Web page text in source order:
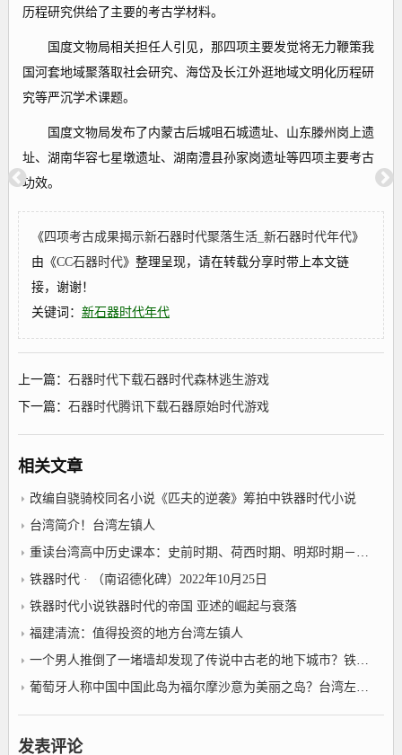
历程研究供给了主要的考古学材料。
国度文物局相关担任人引见，那四项主要发觉将无力鞭策我
国河套地域聚落取社会研究、海岱及长江外逛地域文明化历程研
究等严沉学术课题。
国度文物局发布了内蒙古后城咀石城遗址、山东滕州岗上遗
址、湖南华容七星墩遗址、湖南澧县孙家岗遗址等四项主要考古
功效。
《四项考古成果揭示新石器时代聚落生活_新石器时代年代》
由《CC石器时代》整理呈现，请在转载分享时带上本文链
接，谢谢！
关键词： 新石器时代年代
上一篇： 石器时代下载石器时代森林逃生游戏
下一篇： 石器时代腾讯下载石器原始时代游戏
相关文章
改编自骁骑校同名小说《匹夫的逆袭》筹拍中铁器时代小说
台湾简介！台湾左镇人
重读台湾高中历史课本：史前时期、荷西时期、明郑时期－事件年表2022年10月25日台湾左镇人
铁器时代 · （南诏德化碑）2022年10月25日
铁器时代小说铁器时代的帝国 亚述的崛起与衰落
福建清流：值得投资的地方台湾左镇人
一个男人推倒了一堵墙却发现了传说中古老的地下城市？铁器时代小说
葡萄牙人称中国中国此岛为福尔摩沙意为美丽之岛？台湾左镇人
发表评论